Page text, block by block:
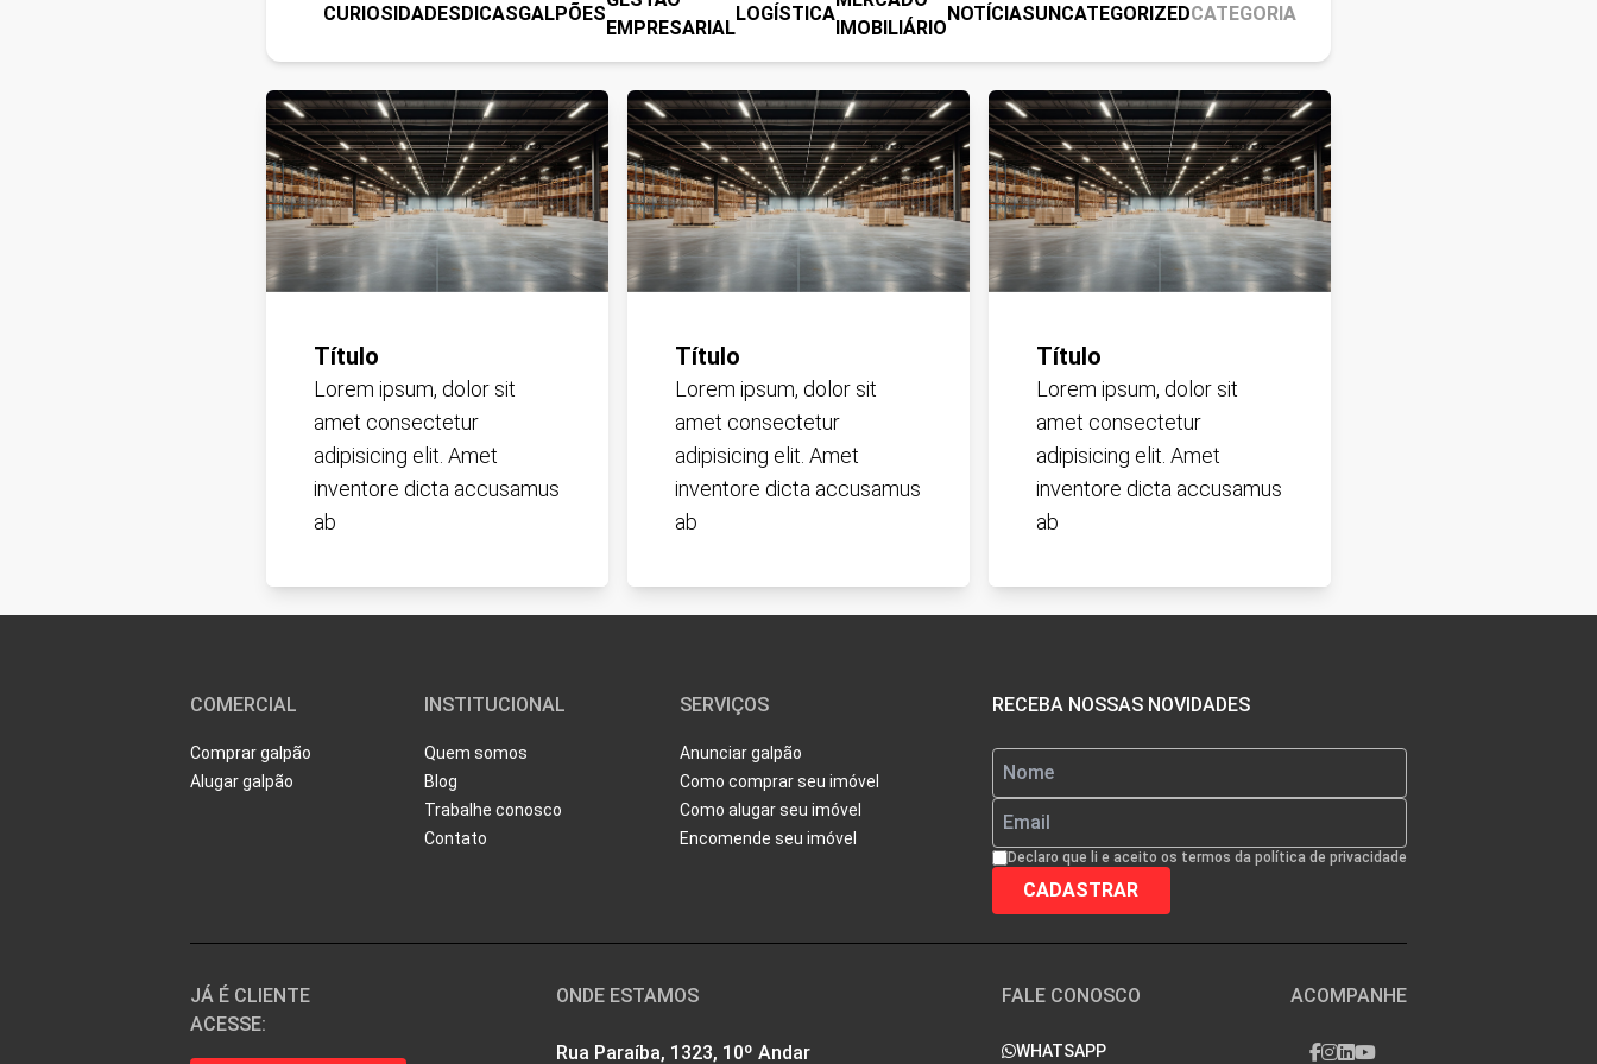
CURIOSIDADESDICASGALPÕES
EMPRESARIAL
LOGÍSTICA
IMOBILIÁRIO
NOTÍCIASUNCATEGORIZEDCATEGORIA
Título
Lorem ipsum, dolor sit
amet consectetur
adipisicing elit. Amet
inventore dicta accusamus
ab
Título
Lorem ipsum, dolor sit
amet consectetur
adipisicing elit. Amet
inventore dicta accusamus
ab
Título
Lorem ipsum, dolor sit
amet consectetur
adipisicing elit. Amet
inventore dicta accusamus
ab
COMERCIAL
Comprar galpão
Alugar galpão
INSTITUCIONAL
Quem somos
Blog
Trabalhe conosco
Contato
SERVIÇOS
Anunciar galpão
Como comprar seu imóvel
Como alugar seu imóvel
Encomende seu imóvel
RECEBA NOSSAS NOVIDADES
Declaro que li e aceito os termos da política de privacidade
JÁ É CLIENTE
ACESSE:
ONDE ESTAMOS
Rua Paraíba, 1323, 10º Andar
FALE CONOSCO
WHATSAPP
ACOMPANHE